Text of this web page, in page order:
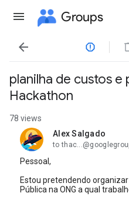
Groups

planilha de custos e
Hackathon
78 views
Alex Salgado
unread,
to
Pessoal,
Estou pretendendo
Pública na ONG a qual